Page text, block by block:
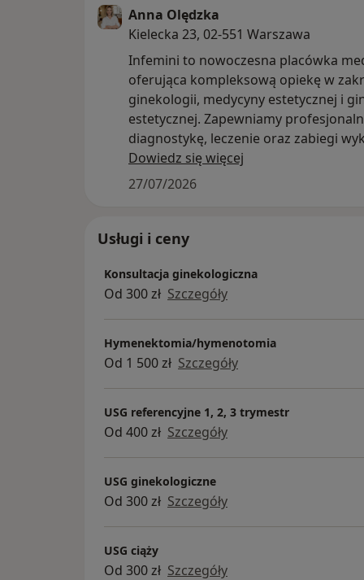
Anna Olędzka
Kielecka 23, 02-551 Warszawa
Infemini to nowoczesna placówka
oferująca kompleksową opiekę w
ginekologii, medycyny estetycznej i
estetycznej. Zapewniamy
diagnostykę, leczenie oraz zabiegi
z wykorzystaniem nowoczesnych
stawiając na bezpieczeństwo, komfort i
Nasza oferta obejmuje m.in.:
endokrynologiczne, psychiatry,
hematologiczne, flebologiczne,
-USG ginekologiczne, USG piersi,
USG jamy brzusznej, USG stawów,
-USG ciąży, w tym badania
trymestru oraz badania 3D/4D,
-cytologię na podłożu płynnym (LBC)
diagnostykę HPV,
-ocenę drożności jajowodów metodą
-dobór metod antykoncepcji,
wkładek domacicznych oraz
awaryjną,
-kolposkopię i diagnistykę chorób
(m.in. zabieg LEEP)
Dowiedz się więcej
27/07/2026
Usługi i ceny
Konsultacja ginekologiczna
Od 300 zł Szczegóły
Hymenektomia/hymenotomia
Od 1 500 zł Szczegóły
USG referencyjne 1, 2, 3 trymestr
Od 400 zł Szczegóły
USG ginekologiczne
Od 300 zł Szczegóły
USG ciąży
Od 300 zł Szczegóły